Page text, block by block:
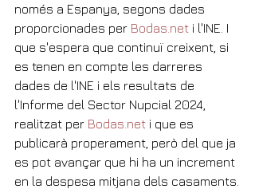
només a Espanya, segons dades
proporcionades per Bodas.net i l'INE. I
que s'espera que continuï creixent, si
es tenen en compte les darreres
dades de l'INE i els resultats de
l'Informe del Sector Nupcial 2024,
realitzat per Bodas.net i que es
publicarà properament, però del que ja
es pot avançar que hi ha un increment
en la despesa mitjana dels casaments.